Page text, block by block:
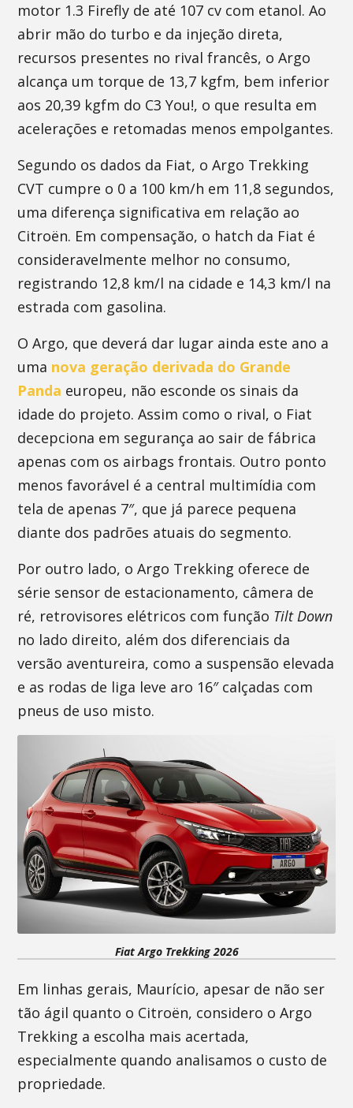
motor 1.3 Firefly de até 107 cv com etanol. Ao
abrir mão do turbo e da injeção direta,
recursos presentes no rival francês, o Argo
alcança um torque de 13,7 kgfm, bem inferior
aos 20,39 kgfm do C3 You!, o que resulta em
acelerações e retomadas menos empolgantes.
Segundo os dados da Fiat, o Argo Trekking
CVT cumpre o 0 a 100 km/h em 11,8 segundos,
uma diferença significativa em relação ao
Citroën. Em compensação, o hatch da Fiat é
consideravelmente melhor no consumo,
registrando 12,8 km/l na cidade e 14,3 km/l na
estrada com gasolina.
O Argo, que deverá dar lugar ainda este ano a
uma nova geração derivada do Grande
Panda europeu, não esconde os sinais da
idade do projeto. Assim como o rival, o Fiat
decepciona em segurança ao sair de fábrica
apenas com os airbags frontais. Outro ponto
menos favorável é a central multimídia com
tela de apenas 7″, que já parece pequena
diante dos padrões atuais do segmento.
Por outro lado, o Argo Trekking oferece de
série sensor de estacionamento, câmera de
ré, retrovisores elétricos com função Tilt Down
no lado direito, além dos diferenciais da
versão aventureira, como a suspensão elevada
e as rodas de liga leve aro 16″ calçadas com
pneus de uso misto.
Fiat Argo Trekking 2026
Em linhas gerais, Maurício, apesar de não ser
tão ágil quanto o Citroën, considero o Argo
Trekking a escolha mais acertada,
especialmente quando analisamos o custo de
propriedade.